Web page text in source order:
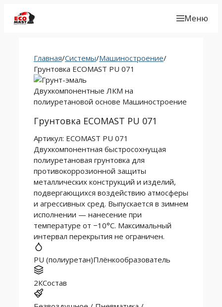
Меню
Главная/Системы/Машиностроение/
Грунтовка ECOMAST PU 071
Двухкомпонентные ЛКМ на
полиуретановой основе Машиностроение
Грунтовка ECOMAST PU 071
Артикул: ECOMAST PU 071
Двухкомпонентная быстросохнущая
полиуретановая грунтовка для
противокоррозионной защиты
металлических конструкций и изделий,
подвергающихся воздействию атмосферы
и агрессивных сред. Выпускается в зимнем
исполнении — нанесение при
температуре от −10°C. Максимальный
интервал перекрытия не ограничен.
PU (полиуретан)Плёнко­образователь
2КСостав